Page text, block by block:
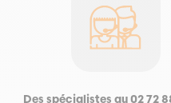
Des spécialistes au 02 72